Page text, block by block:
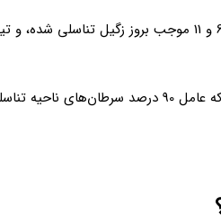
واکسن گارداسیل 9 ظرفیتی: واکسن گارداسیل 9 تیپ‌های 6، 11 ،16، 18، 31، 33، 45، 52